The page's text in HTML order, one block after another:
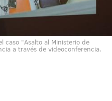
caso "Asalto al Ministerio de
a través de videoconferencia.